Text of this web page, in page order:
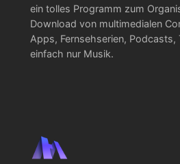
ein tolles Programm zum
Download von multimedialen
Apps, Fernsehserien, Podcasts,
einfach nur Musik.